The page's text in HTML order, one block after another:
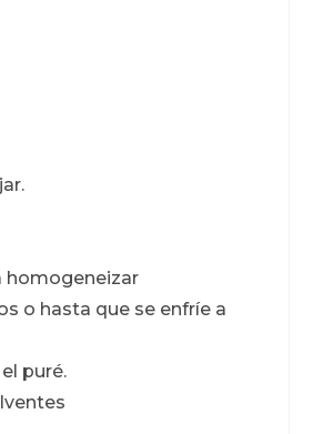
homogeneizar
o hasta que se enfríe a
puré.